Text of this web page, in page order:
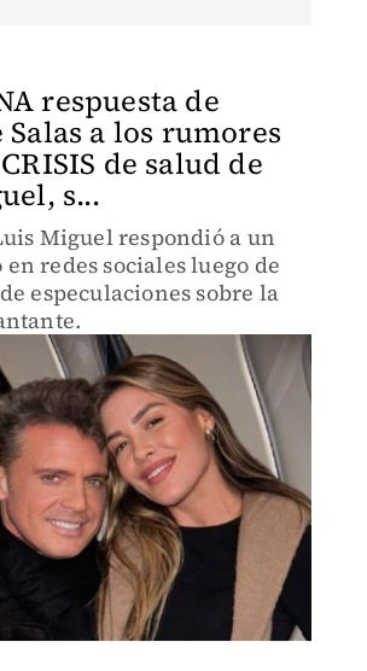
respuesta de
a los rumores
de salud de
s...
Miguel respondió a un
redes sociales luego de
especulaciones sobre la